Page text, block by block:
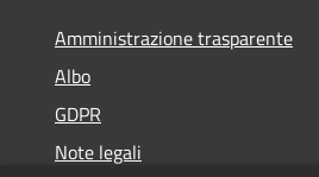
Amministrazione trasparente
Albo
GDPR
Note legali